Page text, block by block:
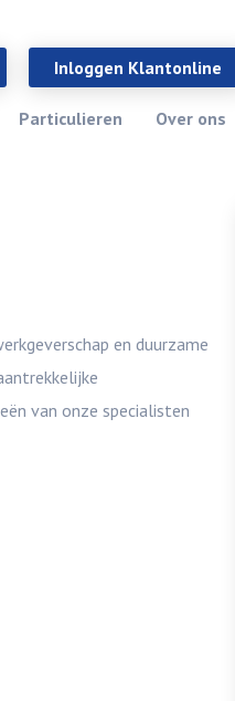
Inloggen Klantonline
Particulieren Over ons
en duurzame
van onze specialisten